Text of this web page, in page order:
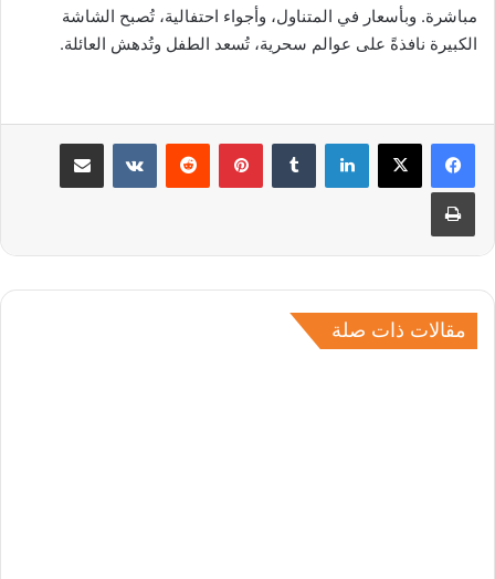
مباشرة. وبأسعار في المتناول، وأجواء احتفالية، تُصبح الشاشة
الكبيرة نافذةً على عوالم سحرية، تُسعد الطفل وتُدهش العائلة.
لينكدإن بينتيريست مشاركة عبر البريد
طباعة
مقالات ذات صلة